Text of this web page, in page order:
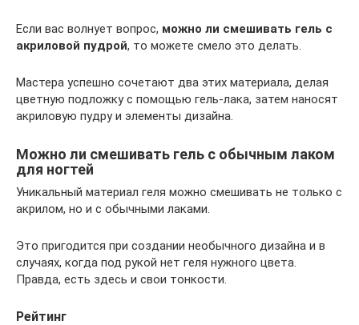
Если вас волнует вопрос, можно ли смешивать гель с
акриловой пудрой, то можете смело это делать.
Мастера успешно сочетают два этих материала, делая
цветную подложку с помощью гель-лака, затем наносят
акриловую пудру и элементы дизайна.
Можно ли смешивать гель с обычным лаком
для ногтей
Уникальный материал геля можно смешивать не только с
акрилом, но и с обычными лаками.
Это пригодится при создании необычного дизайна и в
случаях, когда под рукой нет геля нужного цвета.
Правда, есть здесь и свои тонкости.
Рейтинг